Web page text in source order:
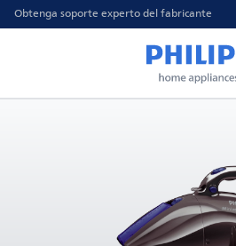
Obtenga soporte experto del fabricante